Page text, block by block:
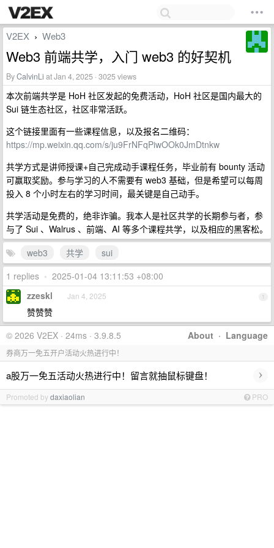
V2EX › Web3
Web3 前端共学，入门 web3 的好契机
ByCalvinLi at Jan 4, 2025 · 3025 views
本次前端共学是 HoH 社区发起的免费活动，HoH 社区是国内最大的
Sui 链生态社区，社区非常活跃。
这个链接里面有一些课程信息，以及报名二维码：
https://mp.weixin.qq.com/s/ju9FrNFqPiwOOk0JmDtnkw
共学方式是讲师授课+自己完成动手课程任务，毕业前有 bounty 活动
可赢取奖励。参与学习的人不需要有 web3 基础，但是希望可以每周
投入 8 个小时左右的学习时间，最关键是自己动手。
共学活动是免费的，绝非诈骗。我本人是社区共学的长期参与者，参
与了 Sui 、Walrus 、前端、AI 等多个课程共学，以及相应的黑客松。
web3
共学
sui
1 replies • 2025-01-04 13:11:53 +08:00
1
zzeskl Jan 4, 2025
赞赞赞
About · Language
© 2026 V2EX · 24ms · 3.9.8.5
券商万一免五开户活动火热进行中！
a股万一免五活动火热进行中！留言就抽鼠标键盘！ ›
Promoted bydaxiaolian PRO